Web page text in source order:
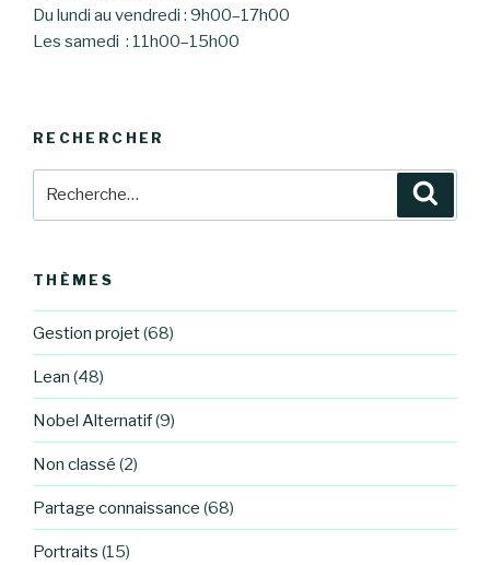
Du lundi au vendredi : 9h00–17h00
Les samedi : 11h00–15h00
RECHERCHER
THÈMES
Gestion projet(68)
Lean (48)
Nobel Alternatif(9)
Non classé (2)
Partage connaissance (68)
Portraits (15)